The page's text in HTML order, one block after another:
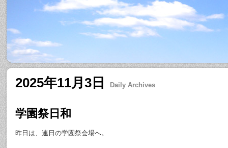
2025年11月3日 Daily Archives
学園祭日和
昨日は、連日の学園祭会場へ。